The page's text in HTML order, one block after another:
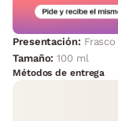
Presentación: Frasco
Tamaño:100 ml
Métodos de entrega